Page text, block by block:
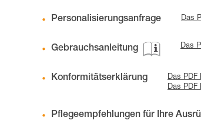
Personalisierungsanfrage Das
Gebrauchsanleitung Das
Konformitätserklärung
Das PDF
Das PDF
Pflegeempfehlungen für Ihre